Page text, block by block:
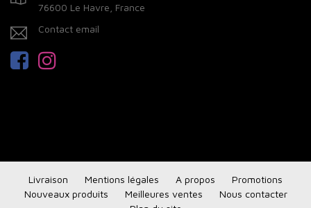
76600 Le Havre, France
Contact email
Livraison Mentions légales A propos
Promotions
Nouveaux produits
Meilleures ventes
Nous contacter